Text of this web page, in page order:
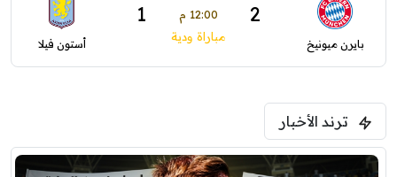
بايرن ميونيخ
2 12:00 م 1
مباراة ودية أستون فيلا
ترند الأخبار